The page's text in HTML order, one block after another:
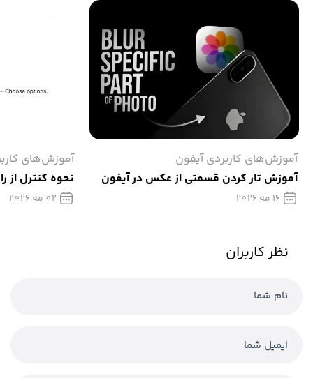
آموزش‌های کاربردی آیفون
آموزش تار كردن قسمتی از عکس در آیفون
16 مه 2026
آموزش‌های
نحوه کنترل از
02 مه 2026
نظر کاربران